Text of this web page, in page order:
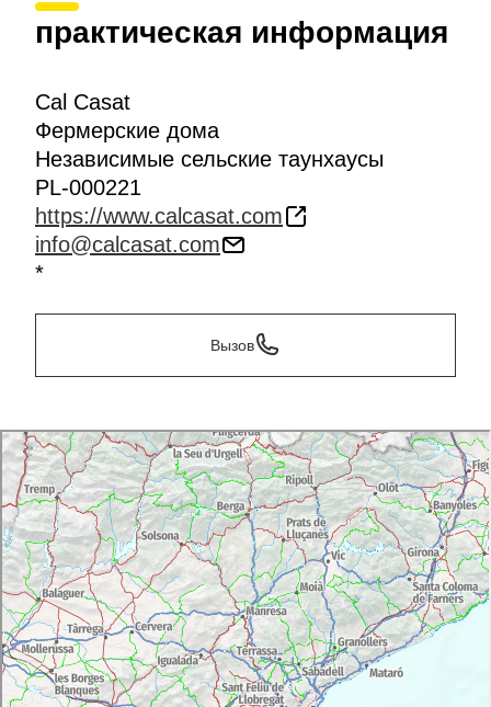
практическая информация
Cal Casat
Фермерские дома
Независимые сельские таунхаусы
PL-000221
https://www.calcasat.com
info@calcasat.com
*
Вызов